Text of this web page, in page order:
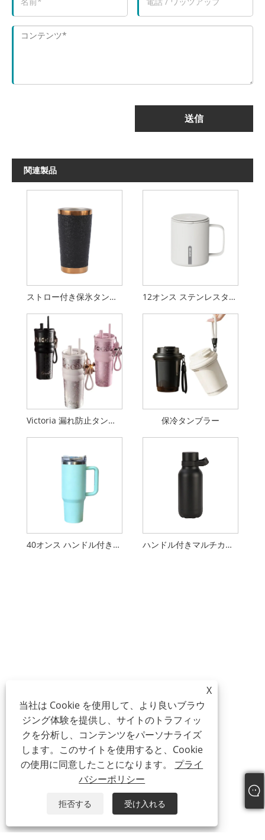
送信
関連製品
ストロー付き保氷タンブラー 12オンス ステンレスタンブラー ハンドル付き
Victoria 漏れ防止タンブラー 保冷タンブラー
40オンス ハンドル付きタンブラー ハンドル付きマルチカラー魔法瓶
X
当社は Cookie を使用して、より良いブラウ
ジング体験を提供し、サイトのトラフィッ
クを分析し、コンテンツをパーソナライズ
します。このサイトを使用すると、Cookie
の使用に同意したことになります。 プライ
バシーポリシー
拒否する 受け入れる